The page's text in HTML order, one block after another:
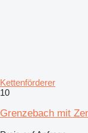
Kettenförderer
10
Grenzebach mit